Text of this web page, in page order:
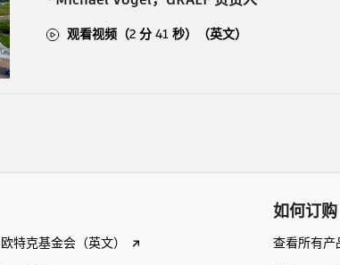
观看视频（2 分 41 秒）（英文）
欧特克基金会（英文）
如何订购
查看所有产